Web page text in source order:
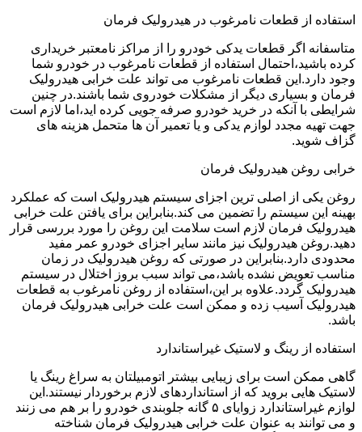
استفاده از قطعات نامرغوب در هیدرولیک فرمان
متاسفانه اگر قطعات یدکی خودرو را از مراکز نامعتبر خریداری
کرده باشید،احتمال استفاده از قطعات نامرغوب در خودرو شما
وجود دارد.این قطعات نامرغوب می تواند علت خرابی هیدرولیک
فرمان و بسیاری دیگر از مشکلات خودروی شما باشند.در چنین
شرایطی با آنکه در خرید خودرو صرفه جویی کرده اید،اما لازم است
جهت تهیه مجدد لوازم یدکی و یا تعمیر آن ها متحمل هزینه های
گزاف شوید.
خرابی روغن هیدرولیک فرمان
روغن یکی از اصلی ترین اجزای سیستم هیدرولیک است که عملکرد
بهینه این سیستم را تضمین می کند.بنابراین برای یافتن علت خرابی
هیدرولیک فرمان لازم است سلامت این روغن را مورد بررسی قرار
دهید.روغن هیدرولیک نیز مانند سایر اجزای خودرو عمر مفید
محدودی دارد.بنابراین در صورتی که روغن هیدرولیک در زمان
مناسب تعویض نشده باشد،می تواند سبب بروز اختلال در سیستم
هیدرولیک گردد.علاوه بر این،استفاده از روغن نامرغوب به قطعات
هیدرولیک آسیب زده و ممکن است علت خرابی هیدرولیک فرمان
باشد.
استفاده از رینگ و لاستیک غیراستاندارد
گاهی ممکن است برای زیبایی بیشتر اتومبیلتان به سراغ رینگ یا
لاستیک هایی بروید که از استانداردهای لازم برخوردار نیستند.این
لوازم غیراستاندارد زوایای ۵ گانه جلوبندی خودرو را بر هم می زنند
و می توانند به عنوان علت خرابی هیدرولیک فرمان شناخته